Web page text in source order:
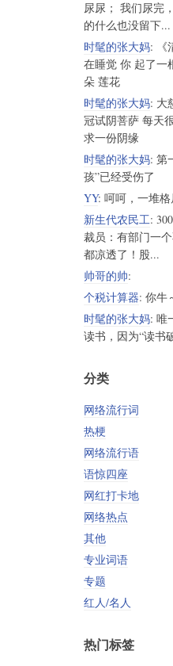
尿尿； 我们尿完
的什么也没留下...
时髦的张大妈: 《
在睡觉 你 起了一
朵 莲花
时髦的张大妈: 大
冠试阴菩萨 每天
求一份阴缘
时髦的张大妈: 第
孩”已经受伤了
YY: 呵呵，一堆
新生代农民工:
裁员：有部门一
都凉透了！股...
帅哥的帅:
个税计算器: 你牛
时髦的张大妈: 唯
读书，因为“读书
分类
网络流行词
热梗
网络流行语
语惊四座
网红打卡地
网络热点
其他
专业词语
专题
红人/名人
热门标签